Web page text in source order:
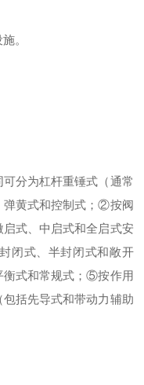
。
分为杠杆重锤式（通常
弹黄式和控制式；②按阀
式、中启式和全启式安
闭式、半封闭式和敞开
式和常规式；⑤按作用
括先导式和带动力辅助